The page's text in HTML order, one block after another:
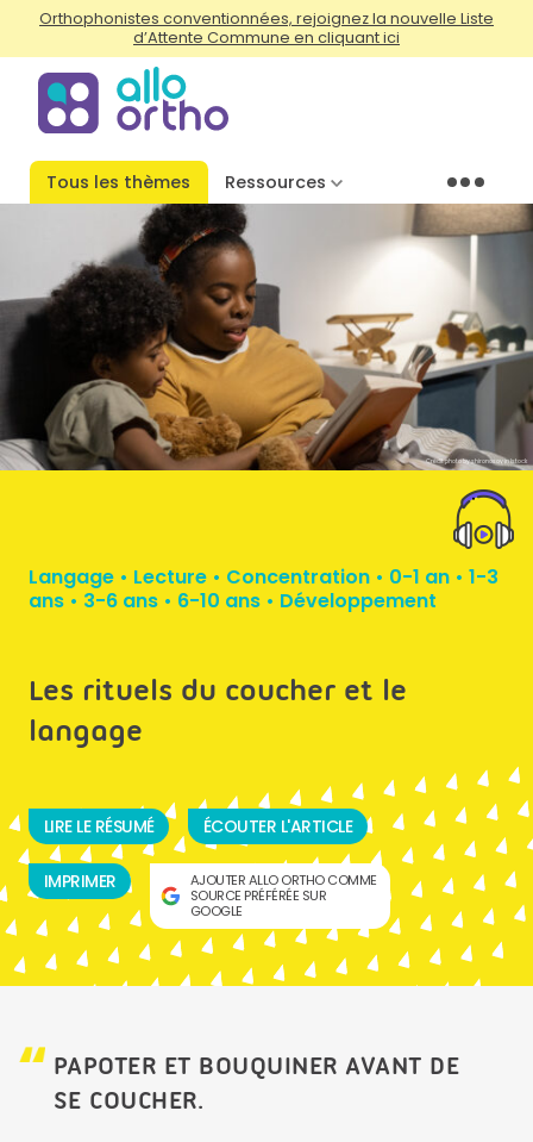
Orthophonistes conventionnées, rejoignez la nouvelle Liste
d’Attente Commune en cliquant ici
Tous les thèmes Ressources Menu
Crédit photo by shironosov in Istock
Langage • Lecture • Concentration • 0-1 an • 1-3
ans • 3-6 ans • 6-10 ans • Développement
Les rituels du coucher et le
langage
LIRE LE RÉSUMÉ ÉCOUTER L'ARTICLE
IMPRIMER
AJOUTER ALLO ORTHO COMME
SOURCE PRÉFÉRÉE SUR
GOOGLE
PAPOTER ET BOUQUINER AVANT DE
SE COUCHER.